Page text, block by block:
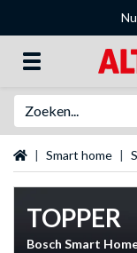
StartpaginaSmart home
TOPPER